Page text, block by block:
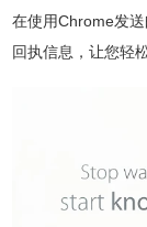
在使用Chrome发
回执信息，让您轻